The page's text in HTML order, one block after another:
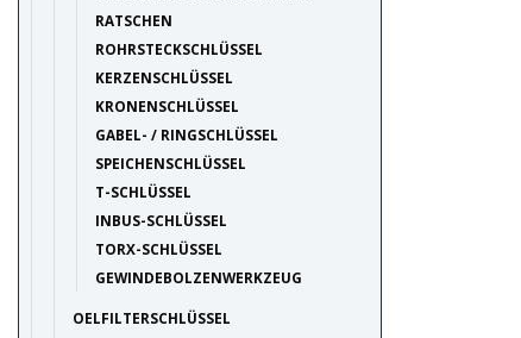
RATSCHEN
ROHRSTECKSCHLÜSSEL
KERZENSCHLÜSSEL
KRONENSCHLÜSSEL
GABEL- / RINGSCHLÜSSEL
SPEICHENSCHLÜSSEL
T-SCHLÜSSEL
INBUS-SCHLÜSSEL
TORX-SCHLÜSSEL
GEWINDEBOLZENWERKZEUG
OELFILTERSCHLÜSSEL